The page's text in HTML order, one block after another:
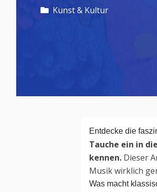
Kunst & Kultur
Entdecke die
Tauche ein in
kennen. Dieser
Musik wirklich
Was macht